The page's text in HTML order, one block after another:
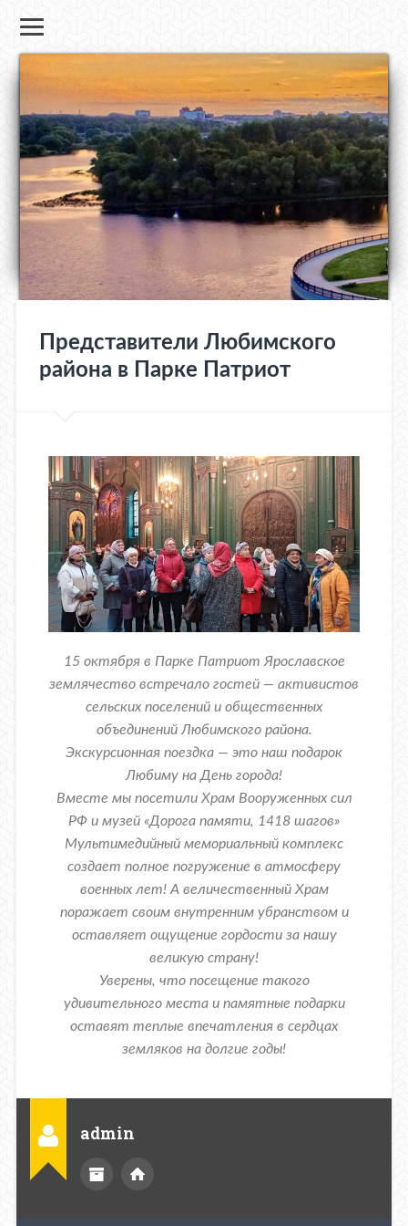
Представители Любимского
района в Парке Патриот
15 октября в Парке Патриот Ярославское
землячество встречало гостей — активистов
сельских поселений и общественных
объединений Любимского района.
Экскурсионная поездка — это наш подарок
Любиму на День города!
Вместе мы посетили Храм Вооруженных сил
РФ и музей «Дорога памяти, 1418 шагов»
Мультимедийный мемориальный комплекс
создает полное погружение в атмосферу
военных лет! А величественный Храм
поражает своим внутренним убранством и
оставляет ощущение гордости за нашу
великую страну!
Уверены, что посещение такого
удивительного места и памятные подарки
оставят теплые впечатления в сердцах
земляков на долгие годы!
admin